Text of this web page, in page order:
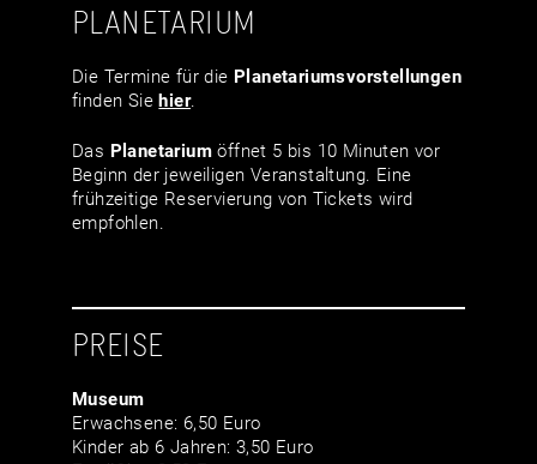
PLANETARIUM
Die Termine für die Planetariumsvor­stellungen
finden Siehier.
Das Planetarium öffnet 5 bis 10 Minuten vor
Beginn der jeweiligen Veranstaltung. Eine
frühzeitige Reservierung von Tickets wird
empfohlen.
PREISE
Museum
Erwachsene: 6,50 Euro
Kinder ab 6 Jahren: 3,50 Euro